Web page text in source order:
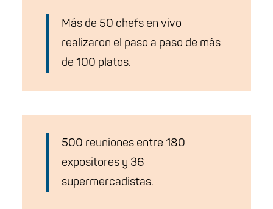
Más de 50 chefs en vivo
realizaron el paso a paso de más
de 100 platos.
500 reuniones entre 180
expositores y 36
supermercadistas.